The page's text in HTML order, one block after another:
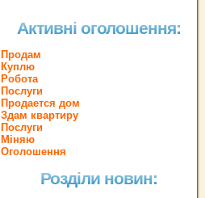
Активні оголошення:
Продам
Куплю
Робота
Послуги
Продается дом
Здам квартиру
Послуги
Міняю
Оголошення
Розділи новин: